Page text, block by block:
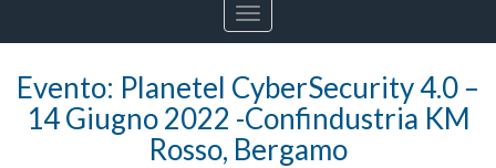
Toggle
navigation
Evento: Planetel CyberSecurity 4.0 –
14 Giugno 2022 -Confindustria KM
Rosso, Bergamo